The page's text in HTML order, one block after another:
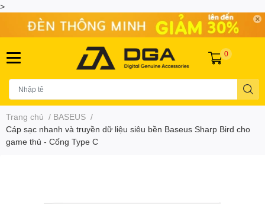
>
0
Trang chủ / BASEUS /
Cáp sạc nhanh và truyền dữ liệu siêu bền Baseus Sharp Bird cho
game thủ - Cống Type C